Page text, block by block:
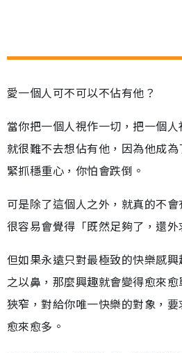
愛一個人可不可以不佔有他？
當你把一個人視作一切，把一個人
就很難不去想佔有他，因為他成
緊抓穩重心，你怕會跌倒。
可是除了這個人之外，就真的不
很容易會覺得「既然足夠了，還外
但如果永遠只對最極致的快樂感
之以鼻，那麼興趣就會變得愈來
狹窄，對給你唯一快樂的對象，
愈來愈多。